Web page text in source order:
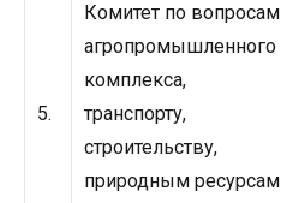
5.
Комитет по вопросам
агропромышленного
комплекса,
транспорту,
строительству,
природным ресурсам